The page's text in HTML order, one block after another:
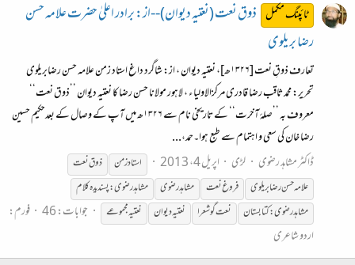
ٹائپنگ مکمل ذوق نعت (نعتیہ دیوان)--از: برادر اعلیٰ حضرت علامہ حسن
رضا بریلوی
تعارف ذوقِ نعت [۱۳۲۶ھ]، نعتیہ دیوان ، از: شاگرد داغ استاد زمن علامہ حسن رضابریلوی
تحریر: محمد ثاقب رضا قادری مرکزالاولیا ء ، لاہور مولانا حسن رضا کا نعتیہ دیوان ’’ذوق نعت‘‘
معروف بہ ’’صلۂ آخرت‘‘ کے تاریخی نام سے ۱۳۲۶ھ میں آپ کے وصال کے بعدحکیم حسین
رضا خان کی سعی و اہتمام سے طبع ہوا۔حمد،...
ڈاکٹر مشاہد رضوی
لڑی اپریل 4، 2013 استاد زمن ذوقنعت
علامہ حسن رضا بریلوی
فروغنعت مشاہدرضوی
مشاہدرضوی:پسندیدہ کلام
مشاہدرضوی:کتابستان
نعتگو شعرا نعتیہ دیوان نعتیہ مجموعے جوابات: 46
فورم:
اردو شاعری